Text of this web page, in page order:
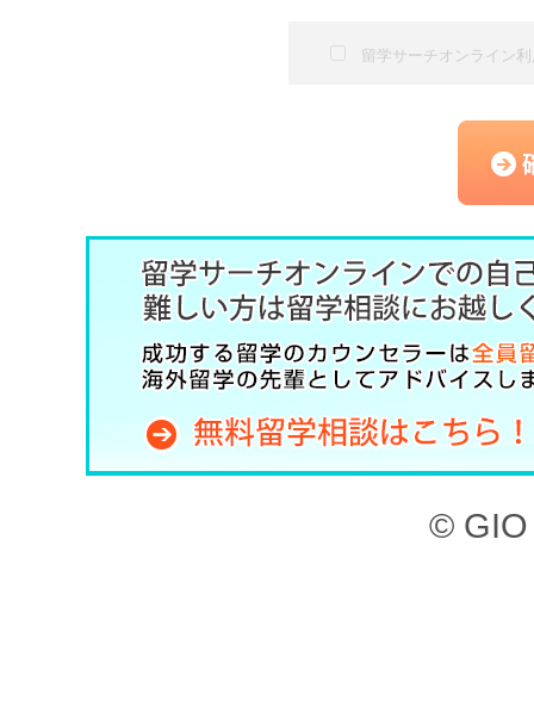
ある「語学学校検索」（
（以下、「本サービス」
記のとおり、留学サーチ
約」といいます。）を定
した上で、本サービスを
第1章 （目的）
本サイト、ならびに本サ
ービスを利用することが
留学サーチオンライン
© GIO